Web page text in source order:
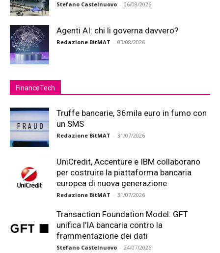
Stefano Castelnuovo - 06/08/2026
Agenti AI: chi li governa davvero?
Redazione BitMAT - 03/08/2026
FinanceTech
Truffe bancarie, 36mila euro in fumo con
un SMS
Redazione BitMAT - 31/07/2026
UniCredit, Accenture e IBM collaborano
per costruire la piattaforma bancaria
europea di nuova generazione
Redazione BitMAT - 31/07/2026
Transaction Foundation Model: GFT
unifica l’IA bancaria contro la
frammentazione dei dati
Stefano Castelnuovo - 24/07/2026